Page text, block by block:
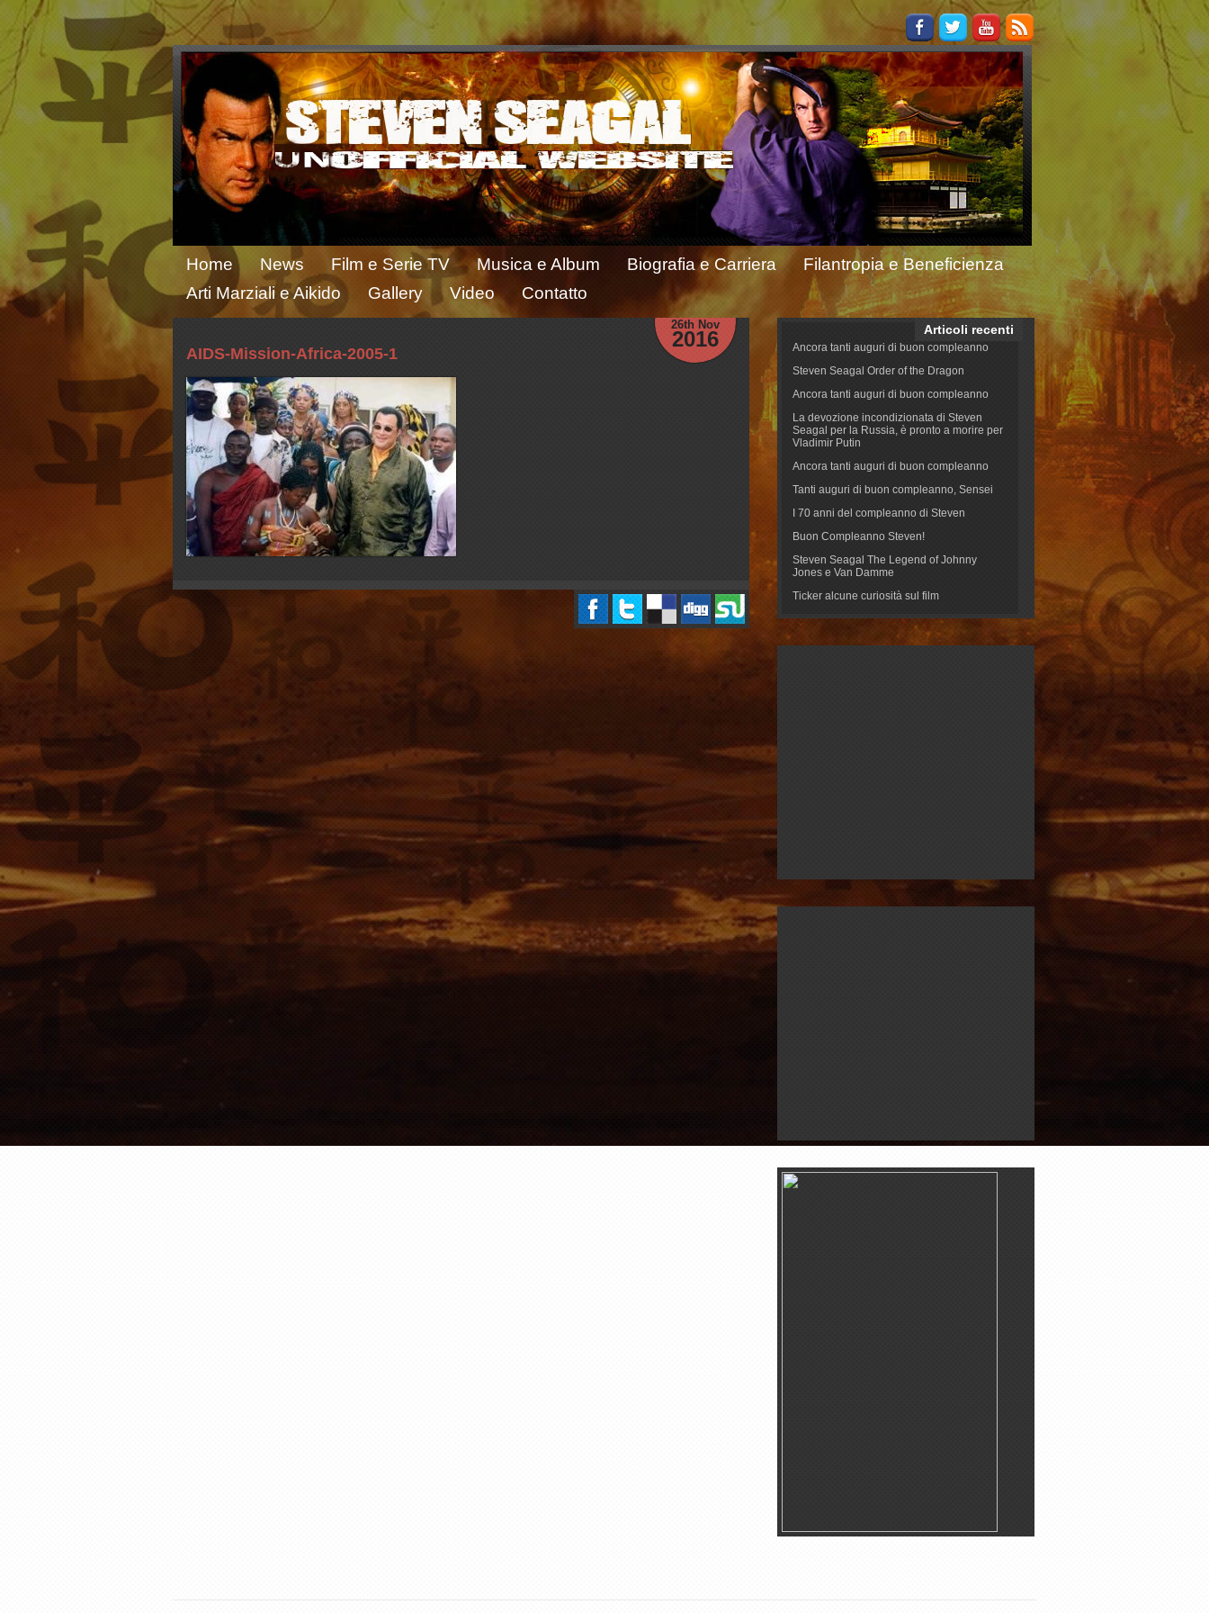
Home News Film e Serie TV Musica e Album Biografia e Carriera
Filantropia e Beneficienza
Arti Marziali e Aikido
Gallery Video Contatto
26th Nov
2016
AIDS-Mission-Africa-2005-1
Articoli recenti
Ancora tanti auguri di buon compleanno
Steven Seagal Order of the Dragon
Ancora tanti auguri di buon compleanno
La devozione incondizionata di Steven
Seagal per la Russia, è pronto a morire per
Vladimir Putin
Ancora tanti auguri di buon compleanno
Tanti auguri di buon compleanno, Sensei
I 70 anni del compleanno di Steven
Buon Compleanno Steven!
Steven Seagal The Legend of Johnny
Jones e Van Damme
Ticker alcune curiosità sul film